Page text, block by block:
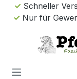
Zum Hauptinhalt
Schneller
Nur für